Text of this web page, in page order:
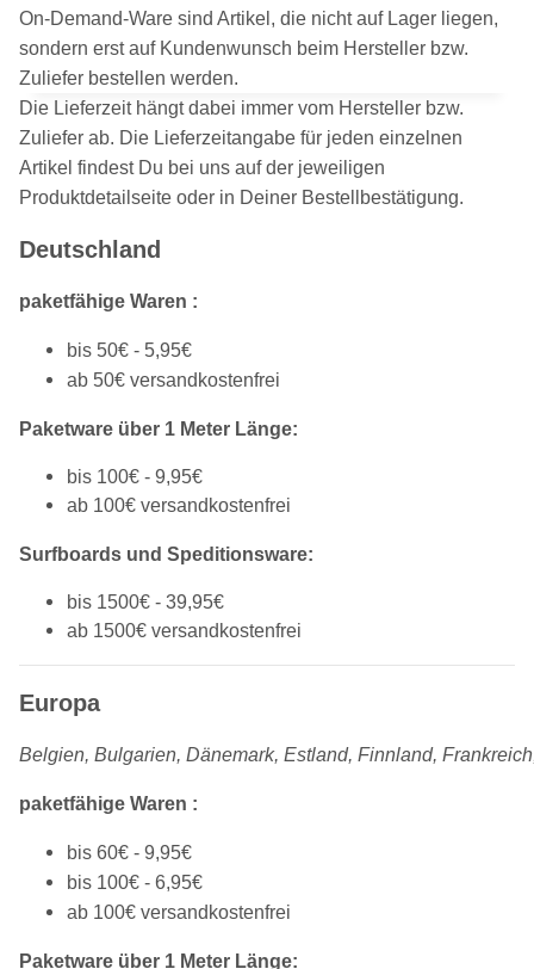
On-Demand-Ware sind Artikel, die nicht auf Lager liegen,
sondern erst auf Kundenwunsch beim Hersteller bzw.
Zuliefer bestellen werden.
Die Lieferzeit hängt dabei immer vom Hersteller bzw.
Zuliefer ab. Die Lieferzeitangabe für jeden einzelnen
Artikel findest Du bei uns auf der jeweiligen
Produktdetailseite oder in Deiner Bestellbestätigung.
Deutschland
paketfähige Waren :
bis 50€ - 5,95€
ab 50€ versandkostenfrei
Paketware über 1 Meter Länge:
bis 100€ - 9,95€
ab 100€ versandkostenfrei
Surfboards und Speditionsware:
bis 1500€ - 39,95€
ab 1500€ versandkostenfrei
Europa
Belgien, Bulgarien, Dänemark, Estland, Finnland,
paketfähige Waren :
bis 60€ - 9,95€
bis 100€ - 6,95€
ab 100€ versandkostenfrei
Paketware über 1 Meter Länge: